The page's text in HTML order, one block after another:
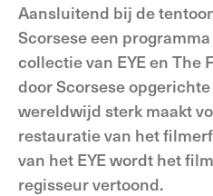
Aansluitend bij de
Scorsese een
collectie van EYE en The
door Scorsese
wereldwijd sterk maakt
restauratie van het
van het EYE wordt het
regisseur vertoond.